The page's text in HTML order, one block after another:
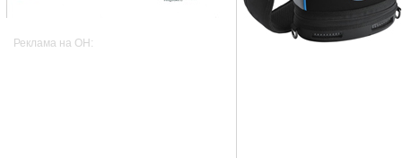
Реклама на OH: